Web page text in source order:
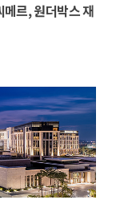
르, 원더박스 재